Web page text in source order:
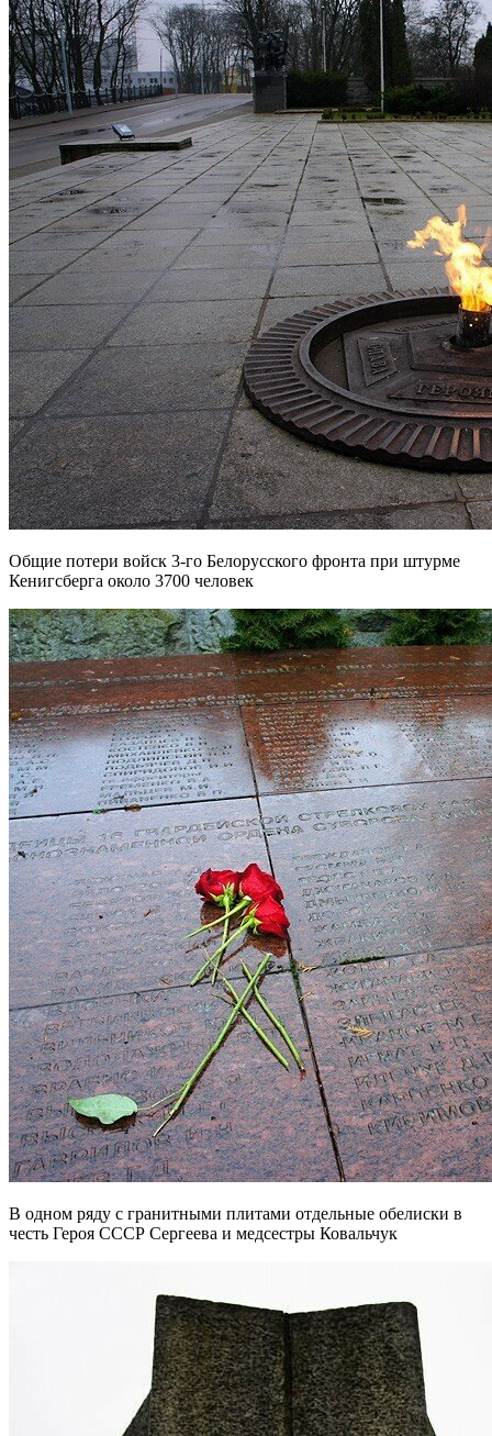
Общие потери войск 3-го Белорусского фронта при штурме
Кенигсберга около 3700 человек
В одном ряду с гранитными плитами отдельные обелиски в
честь Героя СССР Сергеева и медсестры Ковальчук